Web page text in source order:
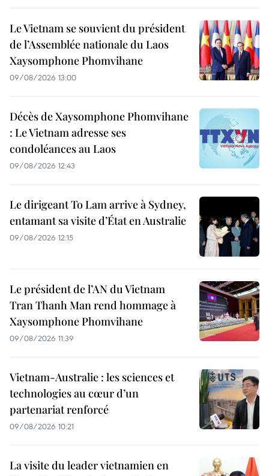
Le Vietnam se souvient du président
de l’Assemblée nationale du Laos
Xaysomphone Phomvihane
09/08/2026 13:00
Décès de Xaysomphone Phomvihane
: Le Vietnam adresse ses
condoléances au Laos
09/08/2026 12:43
Le dirigeant To Lam arrive à Sydney,
entamant sa visite d’État en Australie
09/08/2026 12:15
Le président de l’AN du Vietnam
Tran Thanh Man rend hommage à
Xaysomphone Phomvihane
09/08/2026 11:39
Vietnam-Australie : les sciences et
technologies au cœur d’un
partenariat renforcé
09/08/2026 10:21
La visite du leader vietnamien en